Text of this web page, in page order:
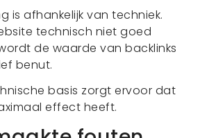
is afhankelijk van techniek.
technisch niet goed
de waarde van backlinks
benut.
basis zorgt ervoor dat
effect heeft.